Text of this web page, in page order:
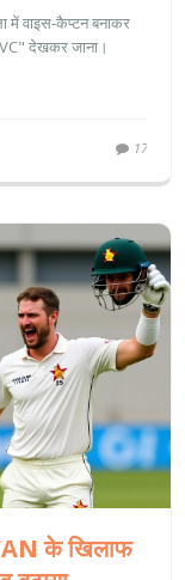
में वाइस‑कैप्टन बनाकर
देखकर जाना।
17
के खिलाफ